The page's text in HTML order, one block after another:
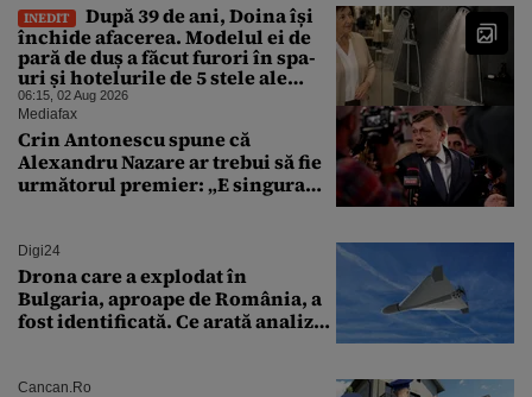
INEDIT
După 39 de ani, Doina își
închide afacerea. Modelul ei de
pară de duș a făcut furori în spa-
uri și hotelurile de 5 stele ale
lumii. Ce nu a mai mers
06:15, 02 Aug 2026
Mediafax
Crin Antonescu spune că
Alexandru Nazare ar trebui să fie
următorul premier: „E singura
Digi24
Drona care a explodat în
Bulgaria, aproape de România, a
fost identificată. Ce arată analiza
Cancan.ro